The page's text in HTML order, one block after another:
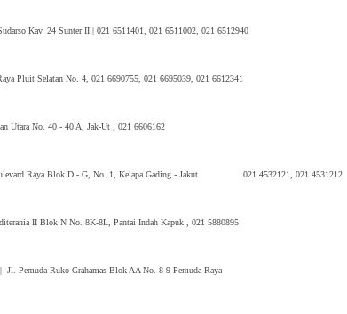
Kav. 24 Sunter II | 021 6511401, 021 6511002, 021 6512940
Pluit Selatan No. 4, 021 6690755, 021 6695039, 021 6612341
Utara No. 40 - 40 A, Jak-Ut , 021 6606162
Boulevard Raya Blok D - G, No. 1, Kelapa Gading - Jakut 021 4532121, 021 4531212
II Blok N No. 8K-8L, Pantai Indah Kapuk , 021 5880895
Pemuda Ruko Grahamas Blok AA No. 8-9 Pemuda Raya